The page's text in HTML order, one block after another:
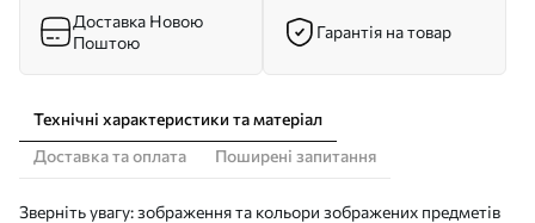
Доставка Новою
Поштою
Гарантія на товар
Технічні характеристики та матеріал
Доставка та оплата
Поширені запитання
Зверніть увагу: зображення та кольори зображених предметів